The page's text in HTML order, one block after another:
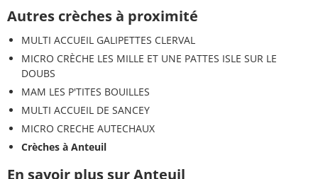
Autres crèches à proximité
MULTI ACCUEIL GALIPETTES CLERVAL
MICRO CRÈCHE LES MILLE ET UNE PATTES ISLE SUR LE
DOUBS
MAM LES P'TITES BOUILLES
MULTI ACCUEIL DE SANCEY
MICRO CRECHE AUTECHAUX
Crèches à Anteuil
En savoir plus sur Anteuil